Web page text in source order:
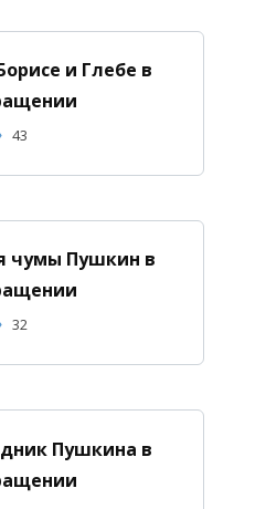
и Глебе в
43
чумы Пушкин в
32
Пушкина в